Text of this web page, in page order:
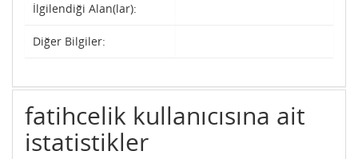
İlgilendiği Alan(lar):
Diğer Bilgiler:
fatihcelik kullanıcısına ait
istatistikler